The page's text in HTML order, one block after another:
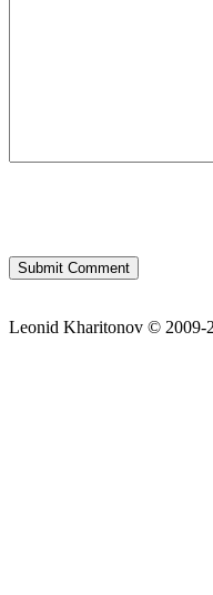
Leonid Kharitonov © 2009-